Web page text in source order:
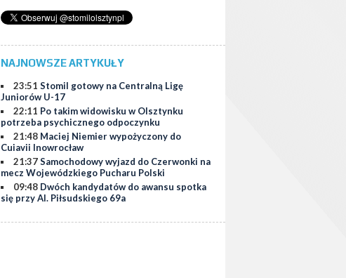
NAJNOWSZE ARTYKUŁY
23:51 Stomil gotowy na Centralną Ligę
Juniorów U-17
22:11 Po takim widowisku w Olsztynku
potrzeba psychicznego odpoczynku
21:48 Maciej Niemier wypożyczony do
Cuiavii Inowrocław
21:37Samochodowy wyjazd do Czerwonki na
mecz Wojewódzkiego Pucharu Polski
09:48 Dwóch kandydatów do awansu spotka
się przy Al. Piłsudskiego 69a